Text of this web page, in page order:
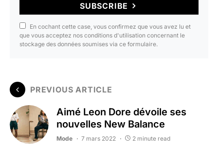
SUBSCRIBE
En cochant cette case, vous confirmez que vous avez lu et
que vous acceptez nos conditions d'utilisation concernant le
stockage des données soumises via ce formulaire.
PREVIOUS ARTICLE
Aimé Leon Dore dévoile ses
nouvelles New Balance
Mode 7 mars 2022 2 minute read